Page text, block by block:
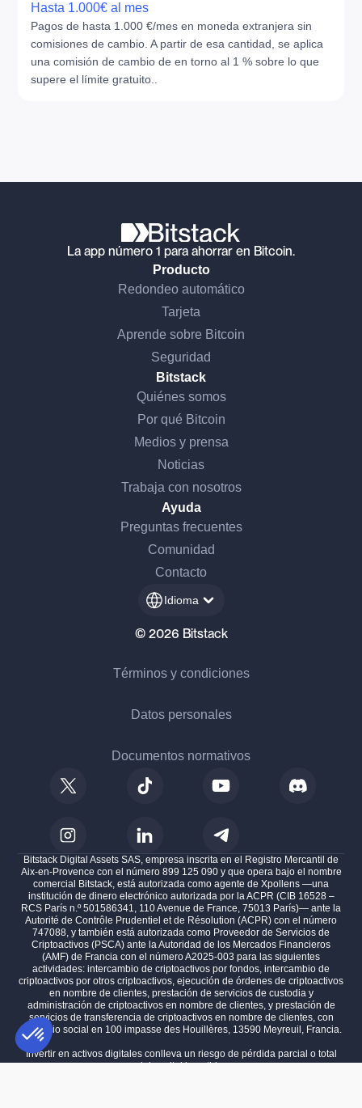
Hasta 1.000€ al mes
Pagos de hasta 1.000 €/mes en moneda extranjera sin
comisiones de cambio. A partir de esa cantidad, se aplica
una comisión de cambio de en torno al 1 % sobre lo que
supere el límite gratuito..
La app número 1 para ahorrar en Bitcoin.
Producto
Redondeo automático
Tarjeta
Aprende sobre Bitcoin
Seguridad
Bitstack
Quiénes somos
Por qué Bitcoin
Medios y prensa
Noticias
Trabaja con nosotros
Ayuda
Preguntas frecuentes
Comunidad
Contacto
Idioma
© 2026 Bitstack
Términos y condiciones
Datos personales
Documentos normativos
Bitstack Digital Assets SAS, empresa inscrita en el Registro Mercantil de
Aix-en-Provence con el número 899 125 090 y que opera bajo el nombre
comercial Bitstack, está autorizada como agente de Xpollens —una
institución de dinero electrónico autorizada por la ACPR (CIB 16528 –
RCS París n.º 501586341, 110 Avenue de France, 75013 París)— ante la
Autorité de Contrôle Prudentiel et de Résolution (ACPR) con el número
747088, y también está autorizada como Proveedor de Servicios de
Criptoactivos (PSCA) ante la Autoridad de los Mercados Financieros
(AMF) de Francia con el número A2025-003 para las siguientes
actividades: intercambio de criptoactivos por fondos, intercambio de
criptoactivos por otros criptoactivos, ejecución de órdenes de criptoactivos
en nombre de clientes, prestación de servicios de custodia y
administración de criptoactivos en nombre de clientes, y prestación de
servicios de transferencia de criptoactivos en nombre de clientes, con
domicilio social en 100 impasse des Houillères, 13590 Meyreuil, Francia.
Invertir en activos digitales conlleva un riesgo de pérdida parcial o total
del capital invertido.